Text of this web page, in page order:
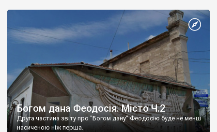
Богом дана Феодосія. Місто Ч.2
Друга частина звіту про "Богом дану" Феодосію буде не менш
насиченою ніж перша.